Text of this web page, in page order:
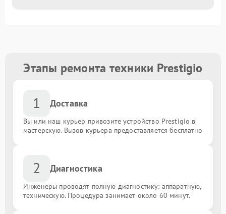
Этапы ремонта техники Prestigio
1 Доставка
Вы или наш курьер привозите устройство Prestigio в
мастерскую. Вызов курьера предоставляется бесплатно
2 Диагностика
Инженеры проводят полную диагностику: аппаратную,
техническую. Процедура занимает около 60 минут.